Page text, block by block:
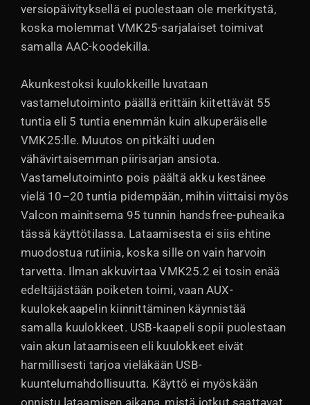
versiopäivityksellä ei puolestaan ole merkitystä,
koska molemmat VMK25-sarjalaiset toimivat
samalla AAC-koodekilla.
Akunkestoksi kuulokkeille luvataan
vastamelutoiminto päällä erittäin kiitettävät 55
tuntia eli 5 tuntia enemmän kuin alkuperäiselle
VMK25:lle. Muutos on pitkälti uuden
vähävirtaisemman piirisarjan ansiota.
Vastamelutoiminto pois päältä akku kestänee
vielä 10–20 tuntia pidempään, mihin viittaisi myös
Valcon mainitsema 95 tunnin handsfree-puheaika
tässä käyttötilassa. Lataamisesta ei siis ehtine
muodostua rutiinia, koska sille on vain harvoin
tarvetta. Ilman akkuvirtaa VMK25.2 ei tosin enää
edeltäjästään poiketen toimi, vaan AUX-
kuulokekaapelin kiinnittäminen käynnistää
samalla kuulokkeet. USB-kaapeli sopii puolestaan
vain akun lataamiseen eli kuulokkeet eivät
harmillisesti tarjoa vieläkään USB-
kuuntelumahdollisuutta. Käyttö ei myöskään